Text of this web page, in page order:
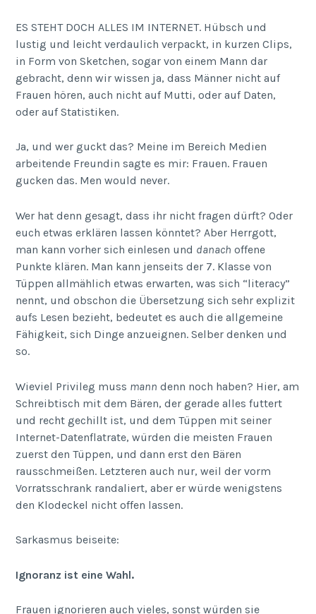
ES STEHT DOCH ALLES IM INTERNET. Hübsch und
lustig und leicht verdaulich verpackt, in kurzen Clips,
in Form von Sketchen, sogar von einem Mann dar
gebracht, denn wir wissen ja, dass Männer nicht auf
Frauen hören, auch nicht auf Mutti, oder auf Daten,
oder auf Statistiken.
Ja, und wer guckt das? Meine im Bereich Medien
arbeitende Freundin sagte es mir: Frauen. Frauen
gucken das. Men would never.
Wer hat denn gesagt, dass ihr nicht fragen dürft? Oder
euch etwas erklären lassen könntet? Aber Herrgott,
man kann vorher sich einlesen und danach offene
Punkte klären. Man kann jenseits der 7. Klasse von
Tüppen allmählich etwas erwarten, was sich “literacy”
nennt, und obschon die Übersetzung sich sehr explizit
aufs Lesen bezieht, bedeutet es auch die allgemeine
Fähigkeit, sich Dinge anzueignen. Selber denken und
so.
Wieviel Privileg muss mann denn noch haben? Hier, am
Schreibtisch mit dem Bären, der gerade alles futtert
und recht gechillt ist, und dem Tüppen mit seiner
Internet-Datenflatrate, würden die meisten Frauen
zuerst den Tüppen, und dann erst den Bären
rausschmeißen. Letzteren auch nur, weil der vorm
Vorratsschrank randaliert, aber er würde wenigstens
den Klodeckel nicht offen lassen.
Sarkasmus beiseite:
Ignoranz ist eine Wahl.
Frauen ignorieren auch vieles, sonst würden sie